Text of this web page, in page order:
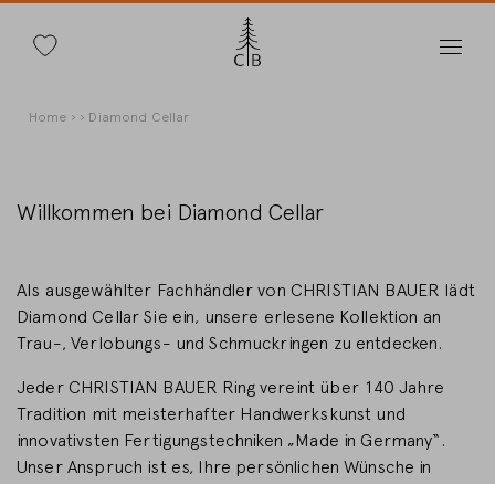
zumPfadnavigation
Home Diamond Cellar
Willkommen bei Diamond Cellar
Als ausgewählter Fachhändler von CHRISTIAN BAUER lädt
Diamond Cellar Sie ein, unsere erlesene Kollektion an
Trau-, Verlobungs- und Schmuckringen zu entdecken.
Jeder CHRISTIAN BAUER Ring vereint über 140 Jahre
Tradition mit meisterhafter Handwerkskunst und
innovativsten Fertigungstechniken „Made in Germany“.
Unser Anspruch ist es, Ihre persönlichen Wünsche in
Land wechseln
Länderwahl
Deutschland